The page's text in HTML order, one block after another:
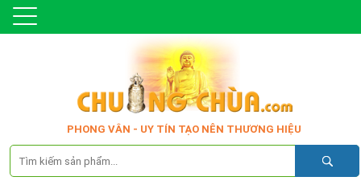
PHONG VÂN - UY TÍN TẠO NÊN THƯƠNG HIỆU